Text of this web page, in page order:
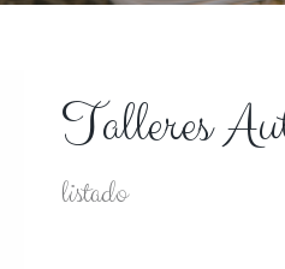
Talleres
listado